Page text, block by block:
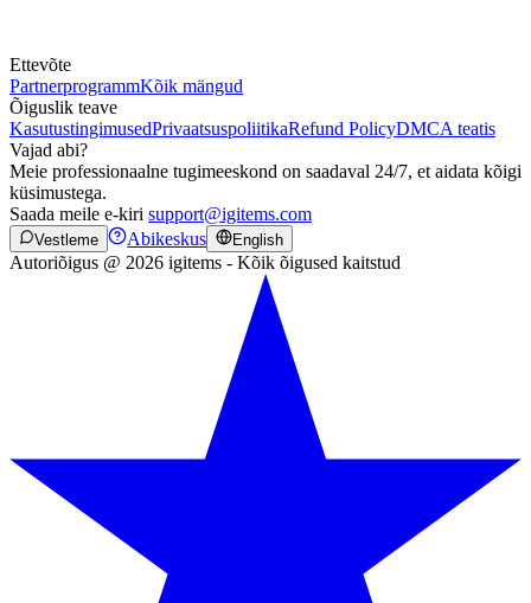
Ettevõte
PartnerprogrammKõik mängud
Õiguslik teave
KasutustingimusedPrivaatsuspoliitikaRefund PolicyDMCA teatis
Vajad abi?
Meie professionaalne tugimeeskond on saadaval 24/7, et aidata kõigi
küsimustega.
Saada meile e-kiri support@igitems.com
Vestleme Abikeskus English
Autoriõigus @ 2026 igitems - Kõik õigused kaitstud